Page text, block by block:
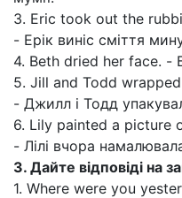
3. Eric took out the
- Ерік виніс сміття
4. Beth dried her face. -
5. Jill and Todd
- Джилл і Тодд
6. Lily painted a picture
- Лілі вчора
3. Дайте відповіді на
1. Where were you